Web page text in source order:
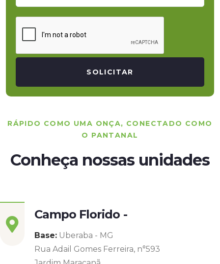
SOLICITAR
RÁPIDO COMO UMA ONÇA, CONECTADO COMO
O PANTANAL
Conheça nossas unidades
Campo Florido -
Base: Uberaba - MG
Rua Adail Gomes Ferreira, n°593